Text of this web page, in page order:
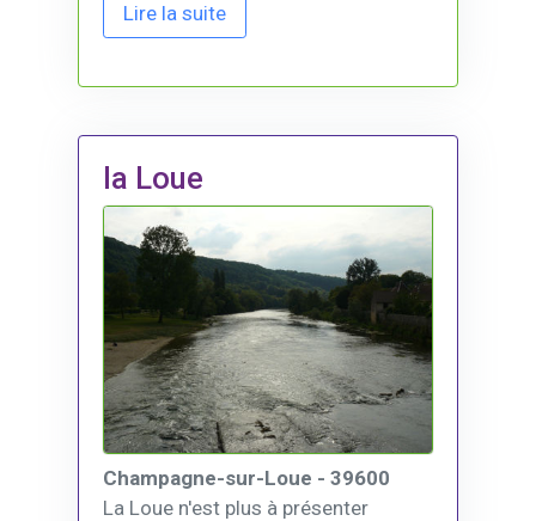
Lire la suite
la Loue
Champagne-sur-Loue - 39600
La Loue n'est plus à présenter